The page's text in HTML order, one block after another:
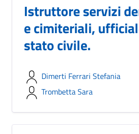
Istruttore servizi
e cimiteriali,
stato civile.
Dimerti Ferrari Stefania
Trombetta Sara